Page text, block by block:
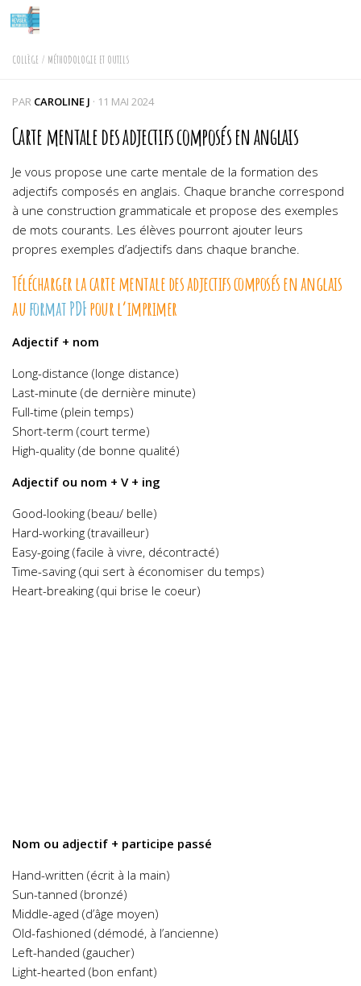
Skip to content
COLLÈGE / MÉTHODOLOGIE ET OUTILS
PAR CAROLINE J · 11 MAI 2024
Carte mentale des adjectifs composés en anglais
Je vous propose une carte mentale de la formation des
adjectifs composés en anglais. Chaque branche correspond
à une construction grammaticale et propose des exemples
de mots courants. Les élèves pourront ajouter leurs
propres exemples d’adjectifs dans chaque branche.
Télécharger la carte mentale des adjectifs composés en anglais
auformat PDFpour l’imprimer
Adjectif + nom
Long-distance (longe distance)
Last-minute (de dernière minute)
Full-time (plein temps)
Short-term (court terme)
High-quality (de bonne qualité)
Adjectif ou nom + V + ing
Good-looking (beau/ belle)
Hard-working (travailleur)
Easy-going (facile à vivre, décontracté)
Time-saving (qui sert à économiser du temps)
Heart-breaking (qui brise le coeur)
Nom ou adjectif + participe passé
Hand-written (écrit à la main)
Sun-tanned (bronzé)
Middle-aged (d’âge moyen)
Old-fashioned (démodé, à l’ancienne)
Left-handed (gaucher)
Light-hearted (bon enfant)